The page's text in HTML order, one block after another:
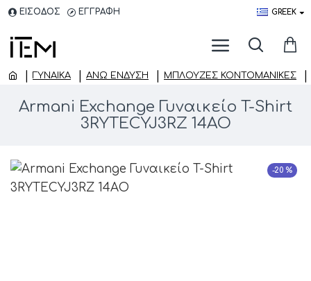
ΕΙΣΟΔΟΣ ΕΓΓΡΑΦΗ GREEK
ΓΥΝΑΙΚΑ ΆΝΩ ΈΝΔΥΣΗ ΜΠΛΟΎΖΕΣ ΚΟΝΤΟΜΆΝΙΚΕΣ
Armani Exchange Γυναικείο T-Shirt
3RYTECYJ3RZ 14AO
-20 %